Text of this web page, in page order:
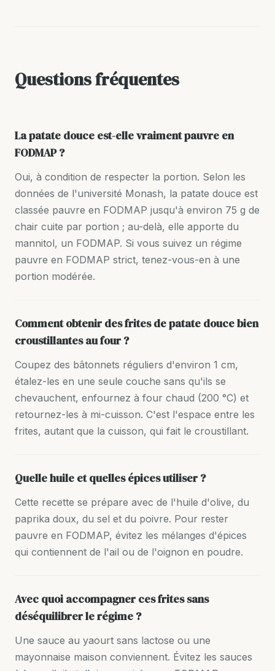
Questions fréquentes
La patate douce est-elle vraiment pauvre en
FODMAP ?
Oui, à condition de respecter la portion. Selon les
données de l'université Monash, la patate douce est
classée pauvre en FODMAP jusqu'à environ 75 g de
chair cuite par portion ; au-delà, elle apporte du
mannitol, un FODMAP. Si vous suivez un régime
pauvre en FODMAP strict, tenez-vous-en à une
portion modérée.
Comment obtenir des frites de patate douce bien
croustillantes au four ?
Coupez des bâtonnets réguliers d'environ 1 cm,
étalez-les en une seule couche sans qu'ils se
chevauchent, enfournez à four chaud (200 °C) et
retournez-les à mi-cuisson. C'est l'espace entre les
frites, autant que la cuisson, qui fait le croustillant.
Quelle huile et quelles épices utiliser ?
Cette recette se prépare avec de l'huile d'olive, du
paprika doux, du sel et du poivre. Pour rester
pauvre en FODMAP, évitez les mélanges d'épices
qui contiennent de l'ail ou de l'oignon en poudre.
Avec quoi accompagner ces frites sans
déséquilibrer le régime ?
Une sauce au yaourt sans lactose ou une
mayonnaise maison conviennent. Évitez les sauces